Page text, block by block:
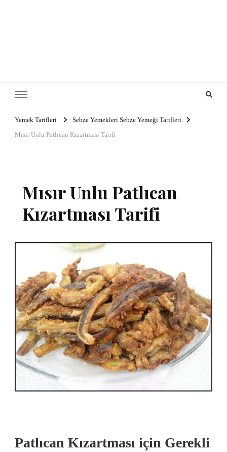
Yemek Tarifleri
Sebze Yemekleri Sebze Yemeği Tarifleri
Mısır Unlu Patlıcan Kızartması Tarifi
Mısır Unlu Patlıcan
Kızartması Tarifi
Patlıcan Kızartması için Gerekli